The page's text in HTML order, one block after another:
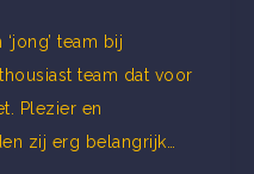
team bij
team dat voor
Plezier en
zij erg belangrijk…